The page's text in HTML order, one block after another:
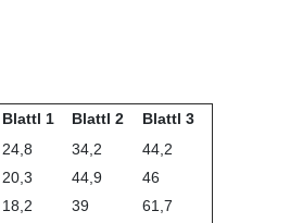
Blattl 1 Blattl 2
Blattl 3
24,8 34,2
44,2
20,3 44,9
46
18,2 39
61,7